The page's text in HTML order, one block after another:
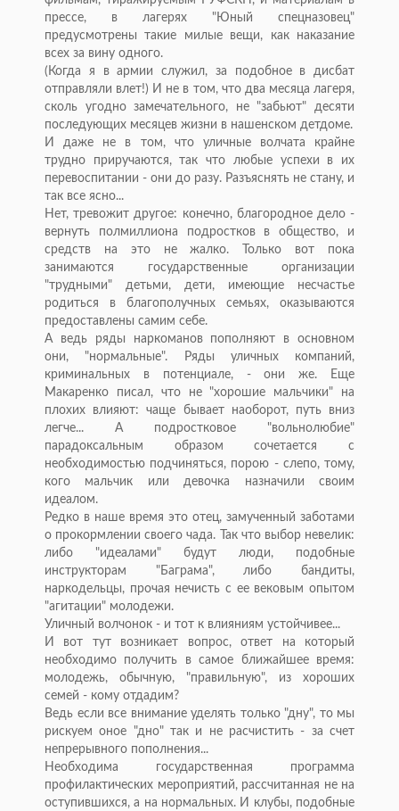
прессе, в лагерях "Юный спецназовец"
предусмотрены такие милые вещи, как наказание
всех за вину одного.
(Когда я в армии служил, за подобное в дисбат
отправляли влет!) И не в том, что два месяца лагеря,
сколь угодно замечательного, не "забьют" десяти
последующих месяцев жизни в нашенском детдоме.
И даже не в том, что уличные волчата крайне
трудно приручаются, так что любые успехи в их
перевоспитании - они до разу. Разъяснять не стану, и
так все ясно...
Нет, тревожит другое: конечно, благородное дело -
вернуть полмиллиона подростков в общество, и
средств на это не жалко. Только вот пока
занимаются государственные организации
"трудными" детьми, дети, имеющие несчастье
родиться в благополучных семьях, оказываются
предоставлены самим себе.
А ведь ряды наркоманов пополняют в основном
они, "нормальные". Ряды уличных компаний,
криминальных в потенциале, - они же. Еще
Макаренко писал, что не "хорошие мальчики" на
плохих влияют: чаще бывает наоборот, путь вниз
легче... А подростковое "вольнолюбие"
парадоксальным образом сочетается с
необходимостью подчиняться, порою - слепо, тому,
кого мальчик или девочка назначили своим
идеалом.
Редко в наше время это отец, замученный заботами
о прокормлении своего чада. Так что выбор невелик:
либо "идеалами" будут люди, подобные
инструкторам "Баграма", либо бандиты,
наркодельцы, прочая нечисть с ее вековым опытом
"агитации" молодежи.
Уличный волчонок - и тот к влияниям устойчивее...
И вот тут возникает вопрос, ответ на который
необходимо получить в самое ближайшее время:
молодежь, обычную, "правильную", из хороших
семей - кому отдадим?
Ведь если все внимание уделять только "дну", то мы
рискуем оное "дно" так и не расчистить - за счет
непрерывного пополнения...
Необходима государственная программа
профилактических мероприятий, рассчитанная не на
оступившихся, а на нормальных. И клубы, подобные